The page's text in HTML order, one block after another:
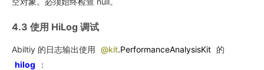
4.3 使用 HiLog 调试
Abiltiy 的日志输出使用 @kit.PerformanceAnalysisKit 的
hilog
：